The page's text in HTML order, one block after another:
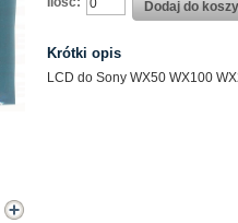
Dodaj do
Krótki opis
LCD do Sony WX50 WX100